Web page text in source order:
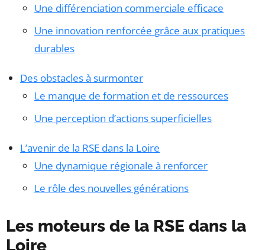
Une différenciation commerciale efficace
Une innovation renforcée grâce aux pratiques
durables
Des obstacles à surmonter
Le manque de formation et de ressources
Une perception d’actions superficielles
L’avenir de la RSE dans la Loire
Une dynamique régionale à renforcer
Le rôle des nouvelles générations
Les moteurs de la RSE dans la
Loire